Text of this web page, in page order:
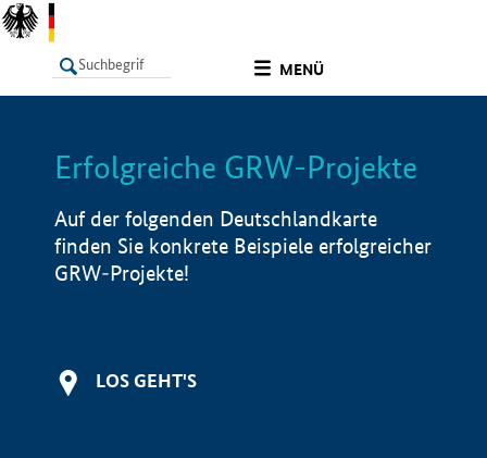
MENÜ
LISTE Info
Erfolgreiche GRW-Projekte
Auf der folgenden Deutschlandkarte
finden Sie konkrete Beispiele erfolgreicher
GRW-Projekte!
LOS GEHT'S